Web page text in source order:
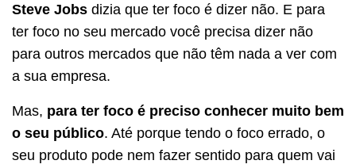
Steve Jobs dizia que ter foco é dizer não. E para
ter foco no seu mercado você precisa dizer não
para outros mercados que não têm nada a ver com
a sua empresa.
Mas, para ter foco é preciso conhecer muito bem
o seu público. Até porque tendo o foco errado, o
seu produto pode nem fazer sentido para quem vai